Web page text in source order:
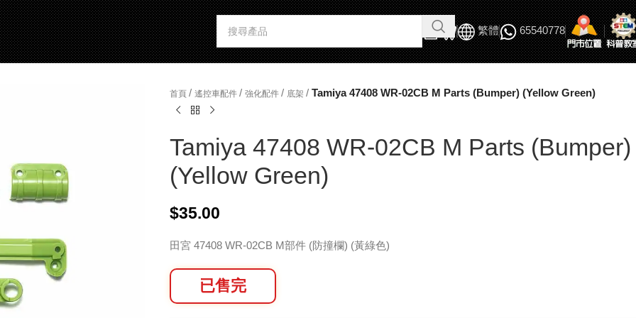
繁體 65540778
首頁 / 遙控車配件 / 強化配件 / 底架 / Tamiya 47408 WR-02CB M Parts (Bumper) (Yellow Green)
Tamiya 47408 WR-02CB M Parts (Bumper)
(Yellow Green)
$35.00
田宮 47408 WR-02CB M部件 (防撞欄) (黃綠色)
已售完